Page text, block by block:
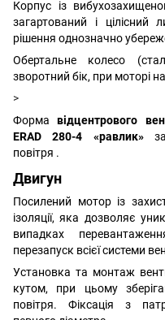
Корпус із
загартований і
рішення однозначно убереже
Обертальне колесо
зворотний бік, при моторі
>
Формавідцентрового
ERAD 280-4 «равлик»
повітря .
Двигун
Посилений мотор із
ізоляції, яка дозволяє
випадках
перезапуск всієї системи
Установка та монтаж
кутом, при цьому
повітря. Фіксація з